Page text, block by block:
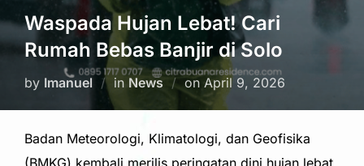
Waspada Hujan Lebat! Cari
Rumah Bebas Banjir di Solo
by Imanuel in News on Posted
on
April 9, 2026
Badan Meteorologi, Klimatologi, dan Geofisika
(BMKG) kembali merilis peringatan dini hujan lebat